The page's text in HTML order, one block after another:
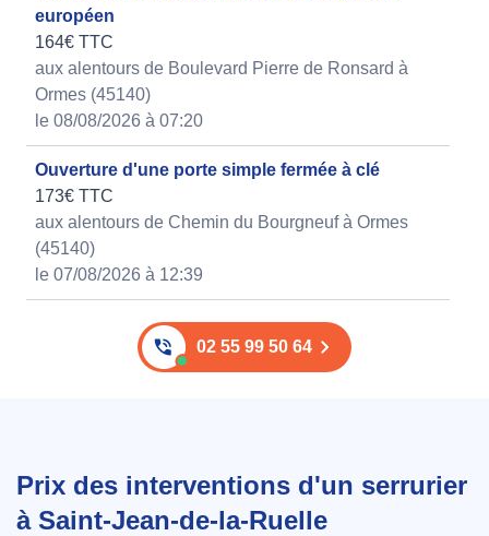
européen
164€ TTC
aux alentours de Boulevard Pierre de Ronsard à
Ormes (45140)
le 08/08/2026 à 07:20
Ouverture d'une porte simple fermée à clé
173€ TTC
aux alentours de Chemin du Bourgneuf à Ormes
(45140)
le 07/08/2026 à 12:39
02 55 99 50 64
Prix des interventions d'un serrurier
à Saint-Jean-de-la-Ruelle